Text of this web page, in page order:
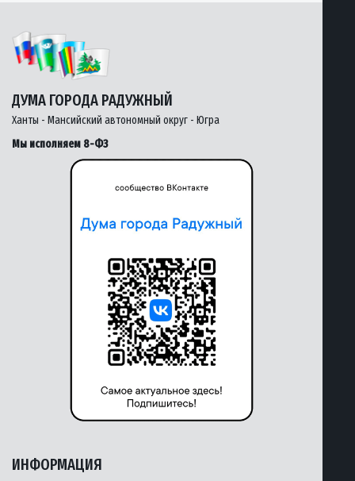
ДУМА ГОРОДА РАДУЖНЫЙ
Ханты - Мансийский автономный округ - Югра
Мы исполняем 8-ФЗ
ИНФОРМАЦИЯ